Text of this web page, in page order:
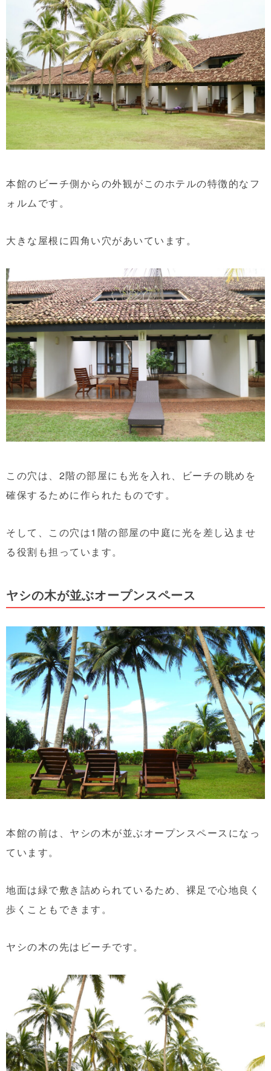
本館のビーチ側からの外観がこのホテルの特徴的なフ
ォルムです。
大きな屋根に四角い穴があいています。
この穴は、2階の部屋にも光を入れ、ビーチの眺めを
確保するために作られたものです。
そして、この穴は1階の部屋の中庭に光を差し込ませ
る役割も担っています。
ヤシの木が並ぶオープンスペース
本館の前は、ヤシの木が並ぶオープンスペースになっ
ています。
地面は緑で敷き詰められているため、裸足で心地良く
歩くこともできます。
ヤシの木の先はビーチです。